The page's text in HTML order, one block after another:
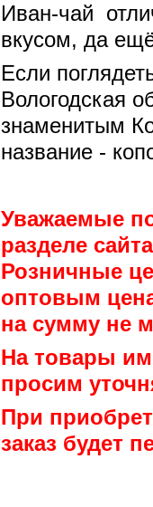
Иван-чай
вкусом, да
Если
Вологодская
знаменитым
название -
Уважаемые
разделе
Розничные
оптовым
на сумму не
На товары
просим
При
заказ будет